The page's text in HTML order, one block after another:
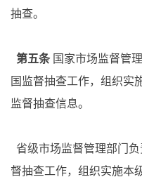
抽查。
第五条 国家市场监督管
国监督抽查工作，组织实
监督抽查信息。
省级市场监督管理部门
督抽查工作，组织实施本